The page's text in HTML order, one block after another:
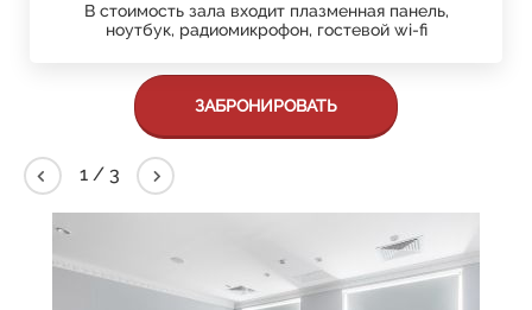
В стоимость зала входит плазменная панель,
ноутбук, радиомикрофон, гостевой wi-fi
ЗАБРОНИРОВАТЬ
2 /3